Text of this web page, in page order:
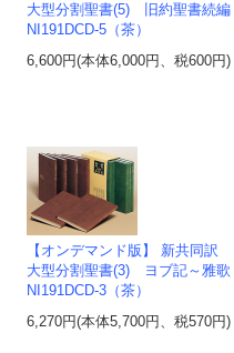
大型分割聖書(5) 旧約聖書続編
NI191DCD-5（茶）
6,600円(本体6,000円、税600円)
【オンデマンド版】 新共同訳
大型分割聖書(3) ヨブ記～雅歌
NI191DCD-3（茶）
6,270円(本体5,700円、税570円)